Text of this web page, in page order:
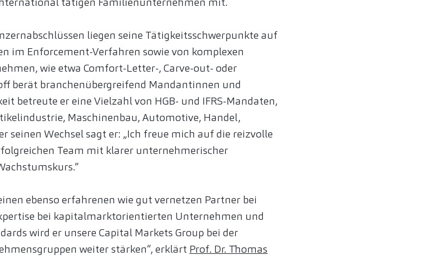
liegen seine Tätigkeitsschwerpunkte auf
im Enforcement-Verfahren sowie von komplexen
wie etwa Comfort-Letter-, Carve-out- oder
berät branchenübergreifend Mandantinnen und
betreute er eine Vielzahl von HGB- und IFRS-Mandaten,
Maschinenbau, Automotive, Handel,
Wechsel sagt er: „Ich freue mich auf die reizvolle
Team mit klarer unternehmerischer
ebenso erfahrenen wie gut vernetzen Partner bei
bei kapitalmarktorientierten Unternehmen und
wird er unsere Capital Markets Group bei der
weiter stärken“, erklärt Prof. Dr. Thomas